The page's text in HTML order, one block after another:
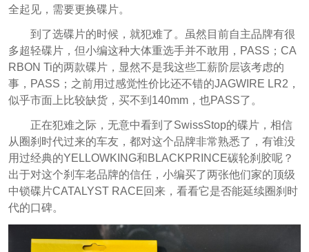
全起见，需要更换碟片。
到了选碟片的时候，就犯难了。虽然目前自主品牌有很
多超轻碟片，但小编这种大体重选手并不敢用，PASS；CA
RBON Ti的两款碟片，显然不是我这些工薪阶层该考虑的
事，PASS；之前用过感觉性价比还不错的JAGWIRE LR2，
似乎市面上比较缺货，买不到140mm，也PASS了。
正在犯难之际，无意中看到了SwissStop的碟片，相信
从圈刹时代过来的车友，都对这个品牌非常熟悉了，有谁没
用过经典的YELLOWKING和BLACKPRINCE碳轮刹胶呢？
出于对这个刹车老品牌的信任，小编买了两张他们家的顶级
中锁碟片CATALYST RACE回来，看看它是否能延续圈刹时
代的口碑。